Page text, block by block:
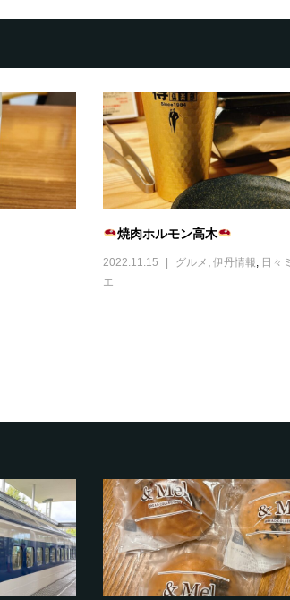
焼肉ホルモン高木
2022.11.15 グルメ , 伊丹情報, 日々
エ